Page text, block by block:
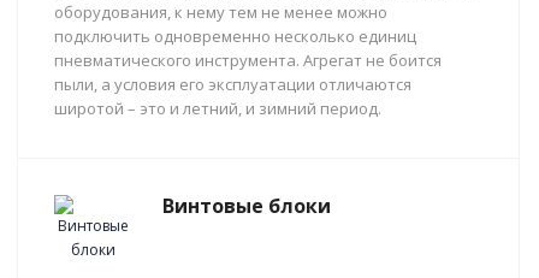
оборудования, к нему тем не менее можно
подключить одновременно несколько единиц
пневматического инструмента. Агрегат не боится
пыли, а условия его эксплуатации отличаются
широтой – это и летний, и зимний период.
Винтовые блоки